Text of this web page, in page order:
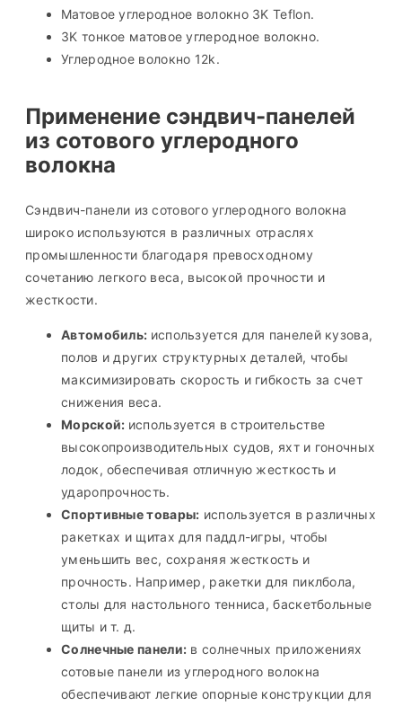
Матовое углеродное волокно 3K Teflon.
3K тонкое матовое углеродное волокно.
Углеродное волокно 12k.
Применение сэндвич-панелей
из сотового углеродного
волокна
Сэндвич-панели из сотового углеродного волокна
широко используются в различных отраслях
промышленности благодаря превосходному
сочетанию легкого веса, высокой прочности и
жесткости.
Автомобиль: используется для панелей кузова,
полов и других структурных деталей, чтобы
максимизировать скорость и гибкость за счет
снижения веса.
Морской: используется в строительстве
высокопроизводительных судов, яхт и гоночных
лодок, обеспечивая отличную жесткость и
ударопрочность.
Спортивные товары: используется в различных
ракетках и щитах для паддл-игры, чтобы
уменьшить вес, сохраняя жесткость и
прочность. Например, ракетки для пиклбола,
столы для настольного тенниса, баскетбольные
щиты и т. д.
Солнечные панели: в солнечных приложениях
сотовые панели из углеродного волокна
обеспечивают легкие опорные конструкции для